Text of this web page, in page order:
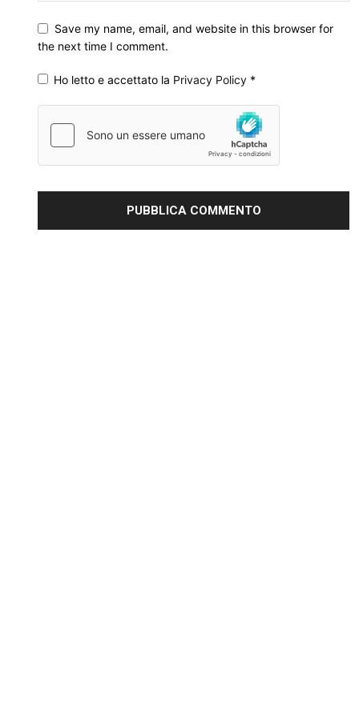
Save my name, email, and website in this browser for
the next time I comment.
Ho letto e accettato la Privacy Policy *